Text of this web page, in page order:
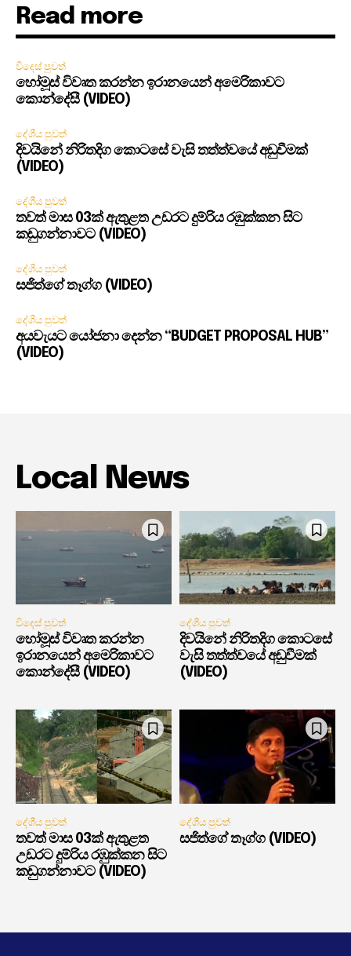
Read more
විදෙස් පුවත්
හෝමූස් විවෘත කරන්න ඉරානයෙන් අමෙරිකාවට
කොන්දේසී (VIDEO)
දේශීය පුවත්
දිවයිනේ නිරිතදිග කොටසේ වැසි තත්ත්වයේ අඩුවීමක්
(VIDEO)
දේශීය පුවත්
තවත් මාස 03ක් ඇතුළත උඩරට දුම්රිය රඹුක්කන සිට
කඩුගන්නාවට (VIDEO)
දේශීය පුවත්
සජිත්ගේ තෑග්ග (VIDEO)
දේශීය පුවත්
අයවැයට යෝජනා දෙන්න “BUDGET PROPOSAL HUB”
(VIDEO)
Local News
විදෙස් පුවත්
හෝමූස් විවෘත කරන්න
ඉරානයෙන් අමෙරිකාවට
කොන්දේසී (VIDEO)
දේශීය පුවත්
දිවයිනේ නිරිතදිග කොටසේ
වැසි තත්ත්වයේ අඩුවීමක්
(VIDEO)
දේශීය පුවත්
තවත් මාස 03ක් ඇතුළත
උඩරට දුම්රිය රඹුක්කන සිට
කඩුගන්නාවට (VIDEO)
දේශීය පුවත්
සජිත්ගේ තෑග්ග (VIDEO)